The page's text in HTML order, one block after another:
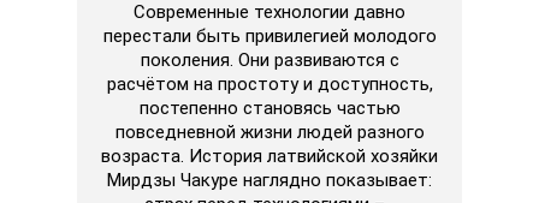
Современные технологии давно
перестали быть привилегией молодого
поколения. Они развиваются с
расчётом на простоту и доступность,
постепенно становясь частью
повседневной жизни людей разного
возраста. История латвийской хозяйки
Мирдзы Чакуре наглядно показывает: